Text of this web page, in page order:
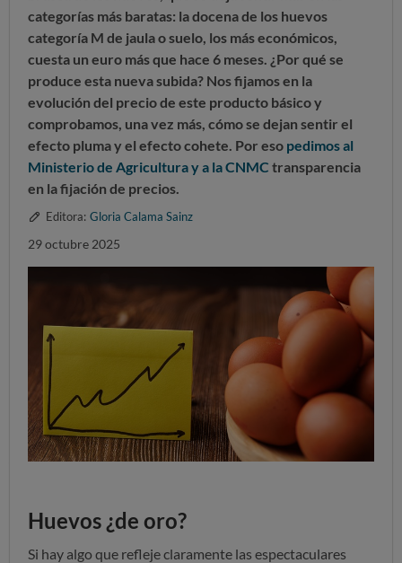
categorías más baratas: la docena de los huevos
categoría M de jaula o suelo, los más económicos,
cuesta un euro más que hace 6 meses. ¿Por qué se
produce esta nueva subida? Nos fijamos en la
evolución del precio de este producto básico y
comprobamos, una vez más, cómo se dejan sentir el
efecto pluma y el efecto cohete. Por eso pedimos al
Ministerio de Agricultura y a la CNMC transparencia
en la fijación de precios.
Editora: Gloria Calama Sainz
29 octubre 2025
Huevos ¿de oro?
Si hay algo que refleje claramente las espectaculares